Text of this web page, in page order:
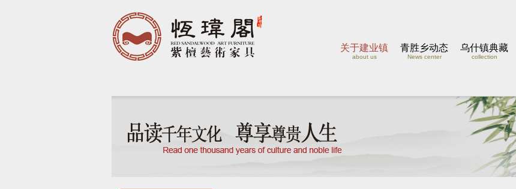
关于建业镇
about us
青胜乡动态
News center
乌什镇典藏
collection